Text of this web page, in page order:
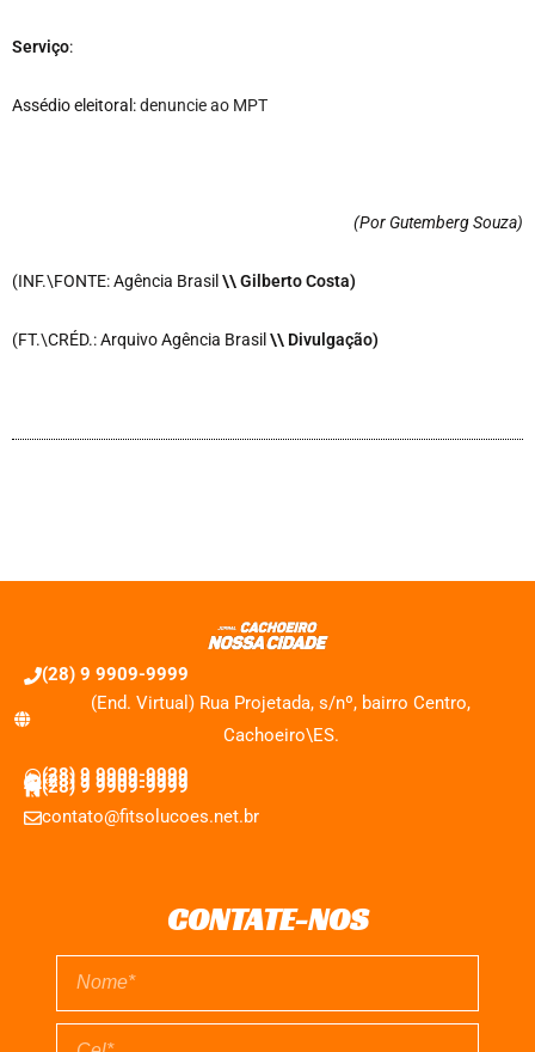
Serviço:
Assédio eleitoral:denuncie ao MPT
(Por Gutemberg Souza)
(INF.\FONTE: Agência Brasil \\ Gilberto Costa)
(FT.\CRÉD.: Arquivo Agência Brasil \\ Divulgação)
(28) 9 9909-9999
(End. Virtual) Rua Projetada, s/nº, bairro Centro,
Cachoeiro\ES.
(28) 9 9909-9999
(28) 9 9909-9999
(28) 9 9909-9999
contato@fitsolucoes.net.br
CONTATE-NOS